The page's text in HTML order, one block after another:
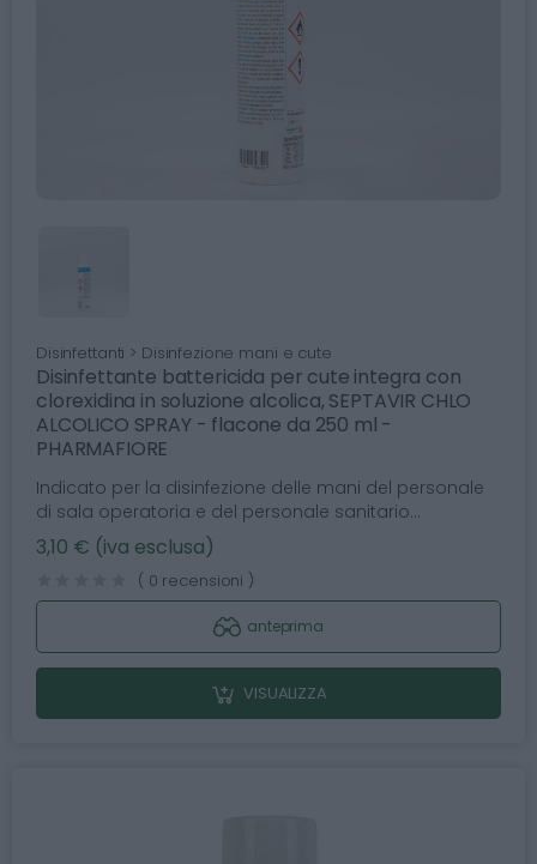
Disinfettanti > Disinfezione mani e cute
Disinfettante battericida per cute integra con
clorexidina in soluzione alcolica, SEPTAVIR CHLO
ALCOLICO SPRAY - flacone da 250 ml -
PHARMAFIORE
Indicato per la disinfezione delle mani del personale
di sala operatoria e del personale sanitario...
3,10 € (iva esclusa)
( 0 recensioni )
anteprima
VISUALIZZA